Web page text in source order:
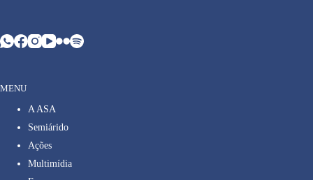
MENU
A ASA
Semiárido
Ações
Multimídia